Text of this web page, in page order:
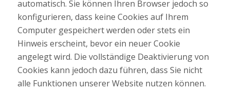
automatisch. Sie können Ihren Browser jedoch so
konfigurieren, dass keine Cookies auf Ihrem
Computer gespeichert werden oder stets ein
Hinweis erscheint, bevor ein neuer Cookie
angelegt wird. Die vollständige Deaktivierung von
Cookies kann jedoch dazu führen, dass Sie nicht
alle Funktionen unserer Website nutzen können.